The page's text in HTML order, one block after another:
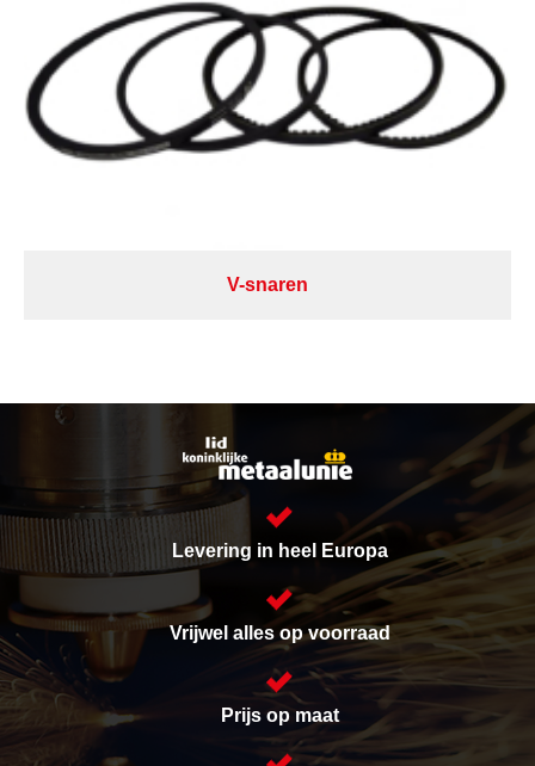
V-snaren
Levering in heel Europa
Vrijwel alles op voorraad
Prijs op maat